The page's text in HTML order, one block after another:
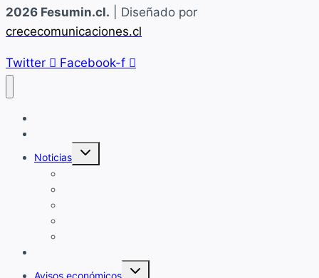
2026 Fesumin.cl. | Diseñado por
crececomunicaciones.cl
Twitter Facebook-f
Noticias
Alternar
menú
Avisos económicos
Alternar